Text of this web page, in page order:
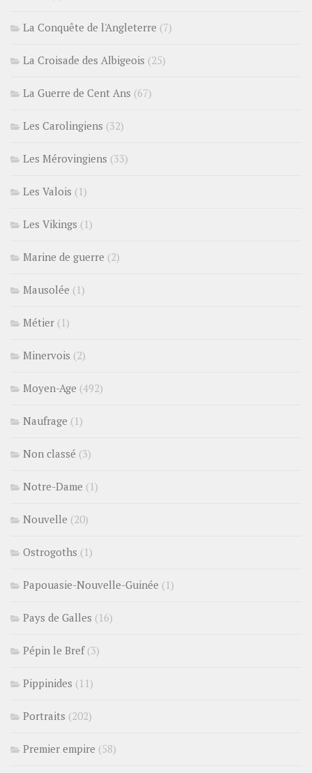
La Conquête de l'Angleterre (7)
La Croisade des Albigeois (25)
La Guerre de Cent Ans (67)
Les Carolingiens (32)
Les Mérovingiens (33)
Les Valois (1)
Les Vikings (1)
Marine de guerre (2)
Mausolée (1)
Métier (1)
Minervois (2)
Moyen-Age (492)
Naufrage (1)
Non classé (3)
Notre-Dame (1)
Nouvelle (20)
Ostrogoths (1)
Papouasie-Nouvelle-Guinée (1)
Pays de Galles (16)
Pépin le Bref(3)
Pippinides (11)
Portraits (202)
Premier empire (58)